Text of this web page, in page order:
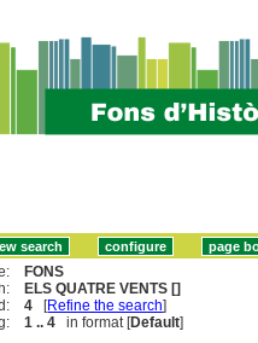
FONS
ELS QUATRE VENTS []
4 [Refine the search]
1 .. 4 in format [Default]